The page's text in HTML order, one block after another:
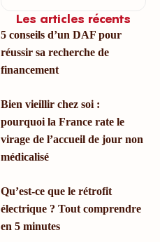
Les articles récents
5 conseils d’un DAF pour
réussir sa recherche de
financement
Bien vieillir chez soi :
pourquoi la France rate le
virage de l’accueil de jour non
médicalisé
Qu’est-ce que le rétrofit
électrique ? Tout comprendre
en 5 minutes